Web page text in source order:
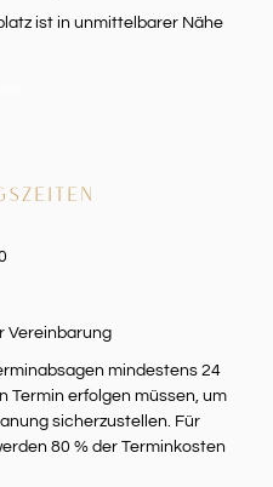
ist in unmittelbarer Nähe
Vereinbarung
mindestens 24
Termin erfolgen müssen, um
sicherzustellen. Für
80 % der Terminkosten